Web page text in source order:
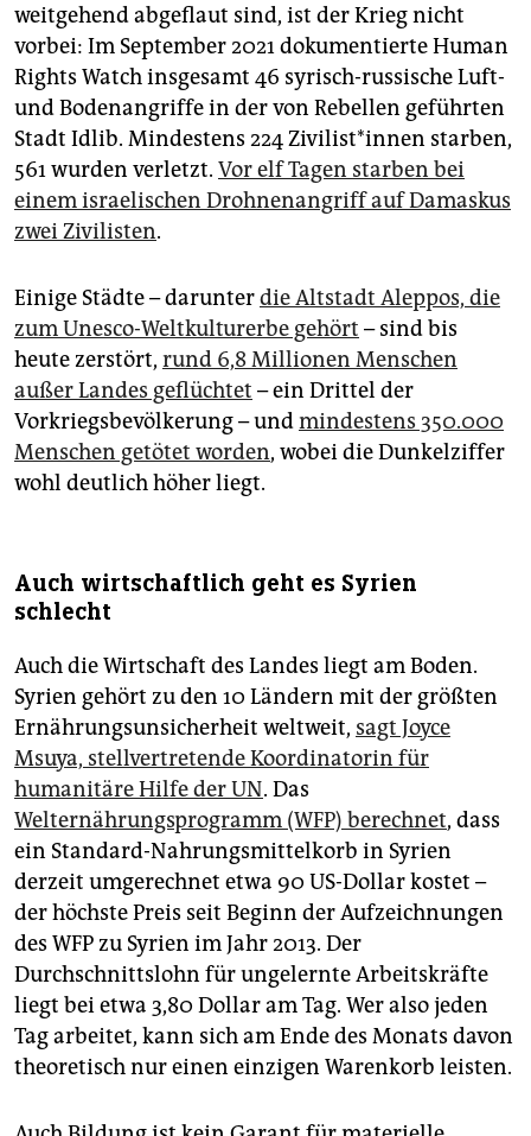
weitgehend abgeflaut sind, ist der Krieg nicht
vorbei: Im September 2021 dokumentierte Human
Rights Watch insgesamt 46 syrisch-russische Luft-
und Bodenangriffe in der von Rebellen geführten
Stadt Idlib. Mindestens 224 Zi­vi­lis­t*in­nen starben,
561 wurden verletzt. Vor elf Tagen starben bei
einem israelischen Drohnenangriff auf Damaskus
zwei Zivilisten.
Einige Städte – darunterdie Altstadt Aleppos, die
zum Unesco-Weltkulturerbe gehört – sind bis
heute zerstört, rund 6,8 Millionen Menschen
außer Landes geflüchtet – ein Drittel der
Vorkriegsbevölkerung – undmindestens 350.000
Menschen getötet worden, wobei die Dunkelziffer
wohl deutlich höher liegt.
Auch wirtschaftlich geht es Syrien
schlecht
Auch die Wirtschaft des Landes liegt am Boden.
Syrien gehört zu den 10 Ländern mit der größten
Ernährungsunsicherheit weltweit, sagt Joyce
Msuya, stellvertretende Koordinatorin für
humanitäre Hilfe der UN. Das
Welternährungsprogramm (WFP) berechnet, dass
ein Standard-Nahrungsmittelkorb in Syrien
derzeit umgerechnet etwa 90 US-Dollar kostet –
der höchste Preis seit Beginn der Aufzeichnungen
des WFP zu Syrien im Jahr 2013. Der
Durchschnittslohn für ungelernte Arbeitskräfte
liegt bei etwa 3,80 Dollar am Tag. Wer also jeden
Tag arbeitet, kann sich am Ende des Monats davon
theoretisch nur einen einzigen Warenkorb leisten.